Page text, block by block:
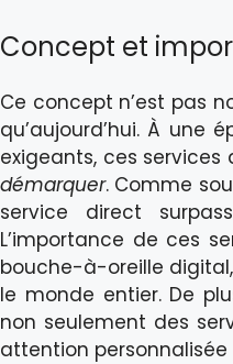
Concept et
Ce concept n’est pas
qu’aujourd’hui. À
exigeants, ces
démarquer. Comme
service direct
L’importance de ces
bouche-à-oreille
le monde entier. De
non seulement des
attention